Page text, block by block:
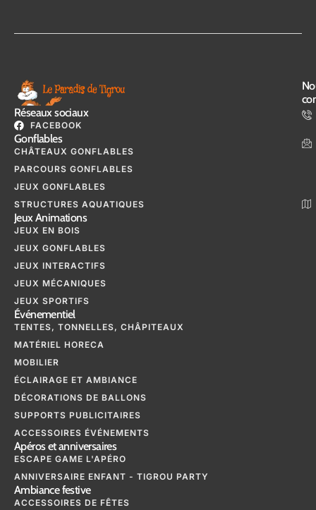
Réseaux sociaux
FACEBOOK
Gonflables
CHÂTEAUX GONFLABLES
PARCOURS GONFLABLES
JEUX GONFLABLES
STRUCTURES AQUATIQUES
Jeux Animations
JEUX EN BOIS
JEUX GONFLABLES
JEUX INTERACTIFS
JEUX MÉCANIQUES
JEUX SPORTIFS
Événementiel
TENTES, TONNELLES, CHÂPITEAUX
MATÉRIEL HORECA
MOBILIER
ÉCLAIRAGE ET AMBIANCE
DÉCORATIONS DE BALLONS
SUPPORTS PUBLICITAIRES
ACCESSOIRES ÉVÉNEMENTS
Apéros et anniversaires
ESCAPE GAME L'APÉRO
ANNIVERSAIRE ENFANT - TIGROU PARTY
Ambiance festive
ACCESSOIRES DE FÊTES